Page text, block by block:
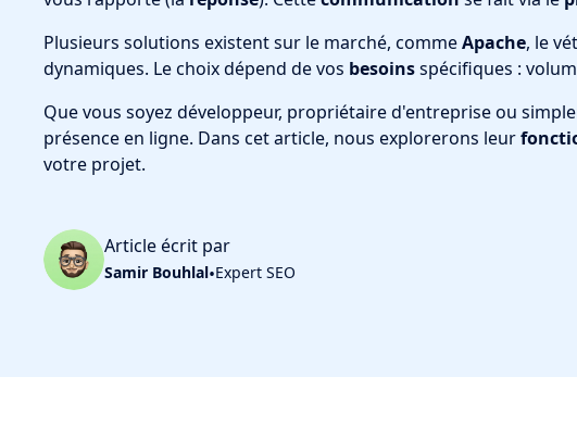
Plusieurs solutions existent sur le marché, commeApache, le
dynamiques. Le choix dépend de vos besoinsspécifiques :
Que vous soyez développeur, propriétaire d'entreprise ou
présence en ligne. Dans cet article, nous explorerons leur
votre projet.
Article écrit par
Samir Bouhlal•Expert SEO